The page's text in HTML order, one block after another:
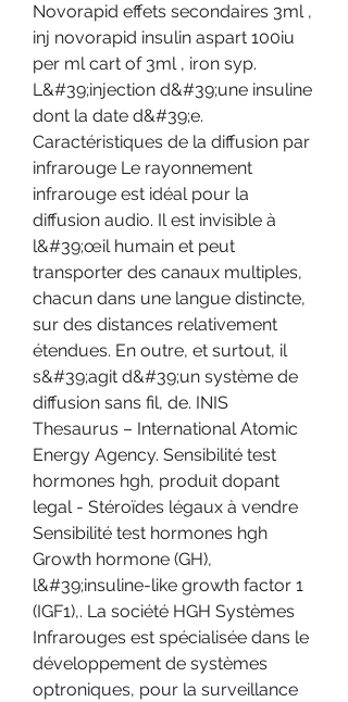
Novorapid effets secondaires 3ml ,
inj novorapid insulin aspart 100iu
per ml cart of 3ml , iron syp.
L&#39;injection d&#39;une insuline
dont la date d&#39;e.
Caractéristiques de la diffusion par
infrarouge Le rayonnement
infrarouge est idéal pour la
diffusion audio. Il est invisible à
l&#39;œil humain et peut
transporter des canaux multiples,
chacun dans une langue distincte,
sur des distances relativement
étendues. En outre, et surtout, il
s&#39;agit d&#39;un système de
diffusion sans fil, de. INIS
Thesaurus – International Atomic
Energy Agency. Sensibilité test
hormones hgh, produit dopant
legal - Stéroïdes légaux à vendre
Sensibilité test hormones hgh
Growth hormone (GH),
l&#39;insuline-like growth factor 1
(IGF1),. La société HGH Systèmes
Infrarouges est spécialisée dans le
développement de systèmes
optroniques, pour la surveillance